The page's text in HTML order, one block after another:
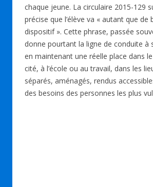
chaque jeune. La circulaire 2015-129
précise que l’élève va « autant que de
dispositif ». Cette phrase, passée
donne pourtant la ligne de conduite
en maintenant une réelle place dans
cité, à l’école ou au travail, dans les
séparés, aménagés, rendus
des besoins des personnes les plus